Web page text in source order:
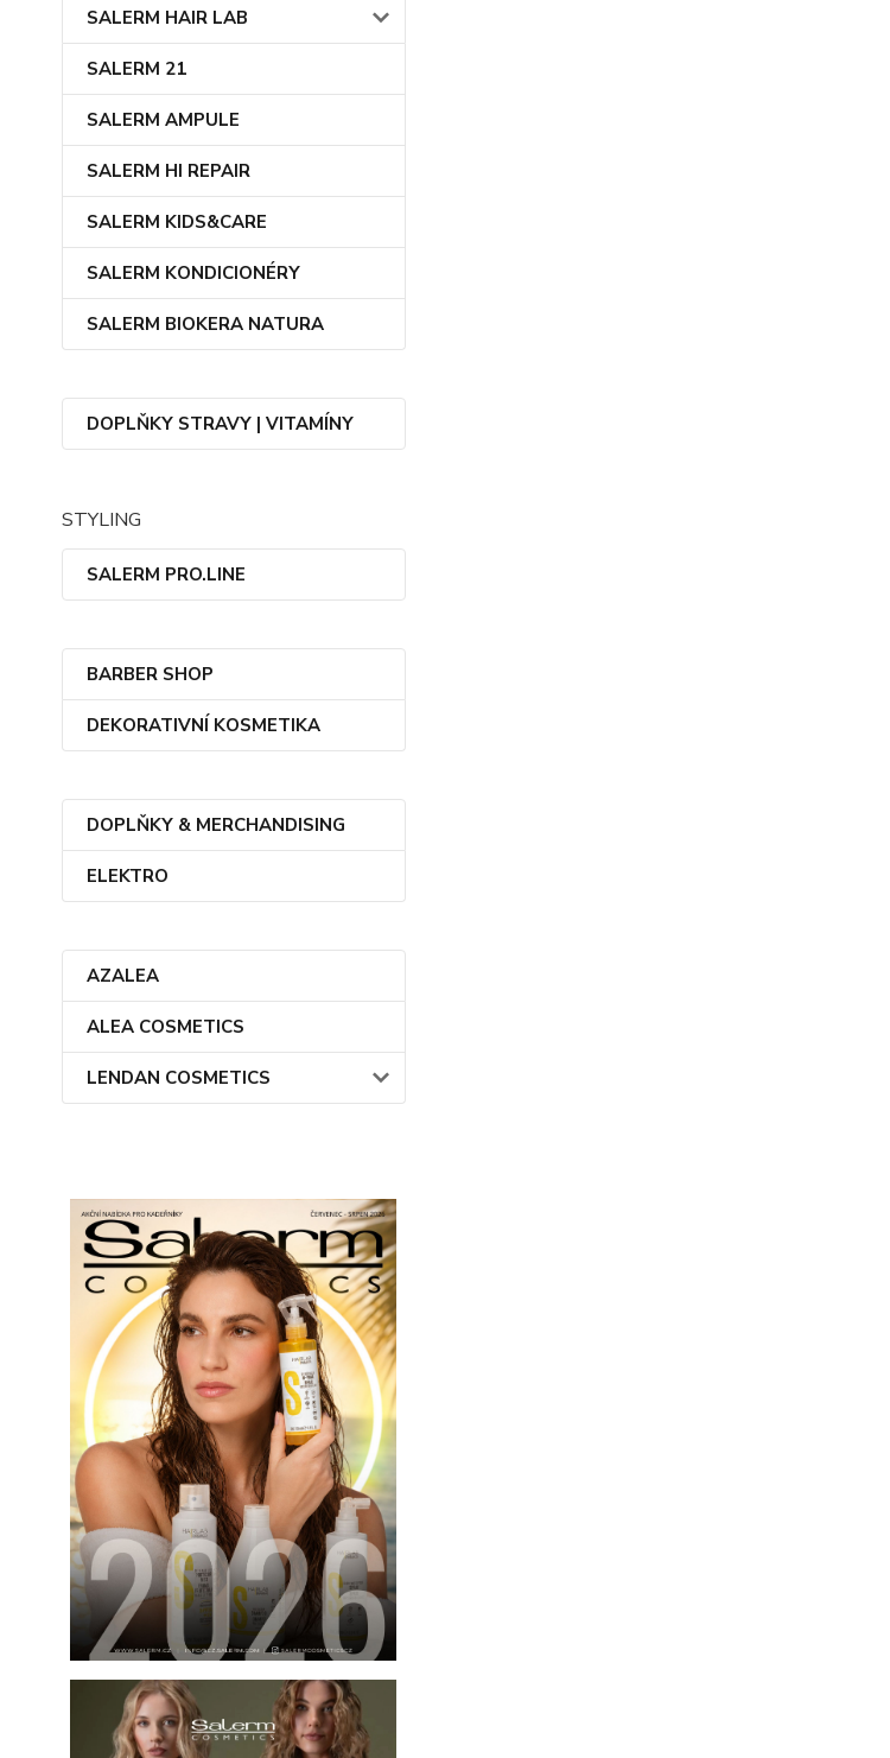
SALERM HAIR LAB
SALERM 21
SALERM AMPULE
SALERM HI REPAIR
SALERM KIDS&CARE
SALERM KONDICIONÉRY
SALERM BIOKERA NATURA
DOPLŇKY STRAVY | VITAMÍNY
STYLING
SALERM PRO.LINE
BARBER SHOP
DEKORATIVNÍ KOSMETIKA
DOPLŇKY & MERCHANDISING
ELEKTRO
AZALEA
ALEA COSMETICS
LENDAN COSMETICS